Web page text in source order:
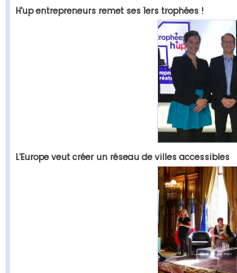
H'up entrepreneurs remet ses 1ers trophées !
L'Europe veut créer un réseau de villes accessibles